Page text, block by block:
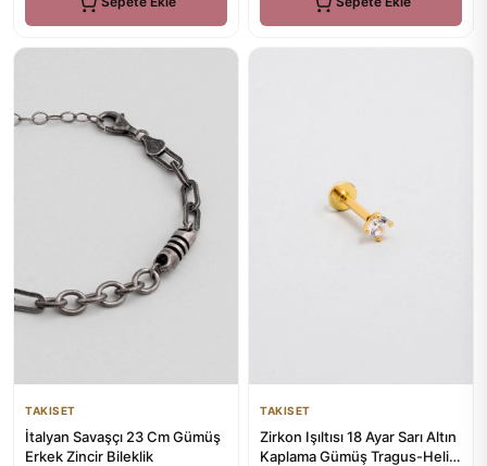
TAKISET
İtalyan Savaşçı 23 Cm Gümüş
Erkek Zincir Bileklik
TAKISET
Zirkon Işıltısı 18 Ayar Sarı Altın
Kaplama Gümüş Tragus-Helix